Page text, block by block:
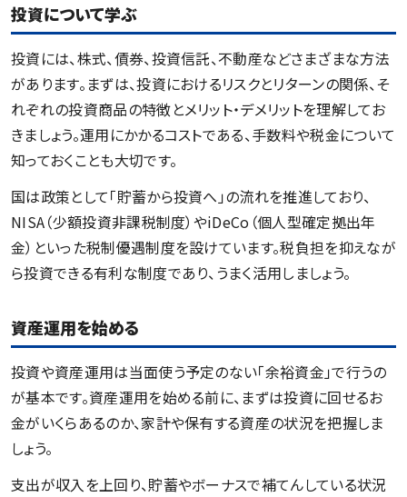
投資について学ぶ
投資には、株式、債券、投資信託、不動産などさまざまな方法
があります。まずは、投資におけるリスクとリターンの関係、そ
れぞれの投資商品の特徴とメリット・デメリットを理解してお
きましょう。運用にかかるコストである、手数料や税金について
知っておくことも大切です。
国は政策として「貯蓄から投資へ」の流れを推進しており、
NISA（少額投資非課税制度）やiDeCo（個人型確定拠出年
金）といった税制優遇制度を設けています。税負担を抑えなが
ら投資できる有利な制度であり、うまく活用しましょう。
資産運用を始める
投資や資産運用は当面使う予定のない「余裕資金」で行うの
が基本です。資産運用を始める前に、まずは投資に回せるお
金がいくらあるのか、家計や保有する資産の状況を把握しま
しょう。
支出が収入を上回り、貯蓄やボーナスで補てんしている状況